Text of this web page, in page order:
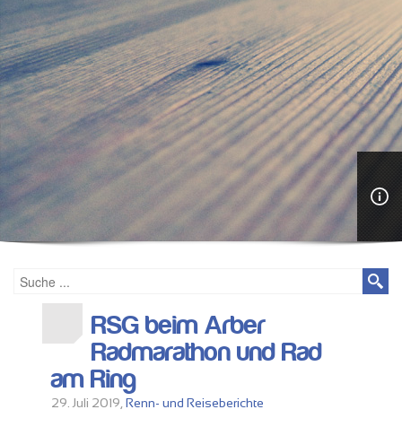
RSG beim Arber
Radmarathon und Rad
am Ring
29. Juli 2019, Renn- und Reiseberichte